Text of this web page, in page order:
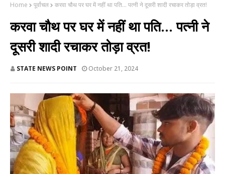
Home पूर्वांचल करवा चौथ पर घर में नहीं था पति... पत्नी ने दूसरी शादी रचाकर तोड़ा व्रत!
करवा चौथ पर घर में नहीं था पति... पत्नी ने
दूसरी शादी रचाकर तोड़ा व्रत!
STATE NEWS POINT October 21, 2024